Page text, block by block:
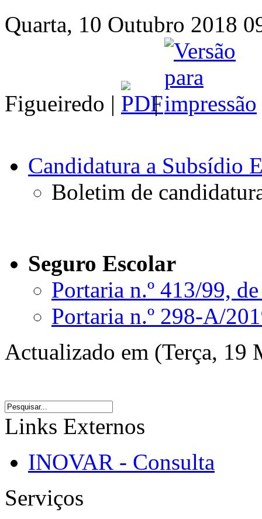
Quarta, 10 Outubro 2018
Figueiredo | |
Candidatura a Subsídio
Boletim de
Seguro Escolar
Portaria n.º 413/99,
Portaria n.º 298-A/
Actualizado em (Terça, 19
Links Externos
INOVAR - Consulta
Serviços